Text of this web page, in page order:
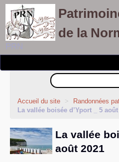
de la
PRN
Notre association
Randonnées
Visites découvertes
Balades culturelles
Rallyes pédestres
Accueil du site > Randonnées
La vallée boisée d’Yport _ 5 août
La vallée
août 2021